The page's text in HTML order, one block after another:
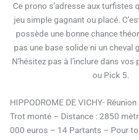
Ce prono s’adresse aux turfistes
jeu simple gagnant ou placé.
possède une bonne chance
pas une base solide ni un cheval
N’hésitez pas à l’inclure dans
ou Pick 5.
HIPPODROME DE VICHY-
Trot monté – Distance : 2850
000 euros – 14 Partants – Pour